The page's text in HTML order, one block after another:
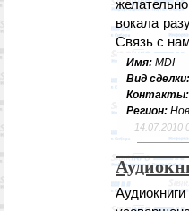
вокала
Связь с
Имя: MDI
Вид сделки:
Контакты:
Регион:
14.07.2010